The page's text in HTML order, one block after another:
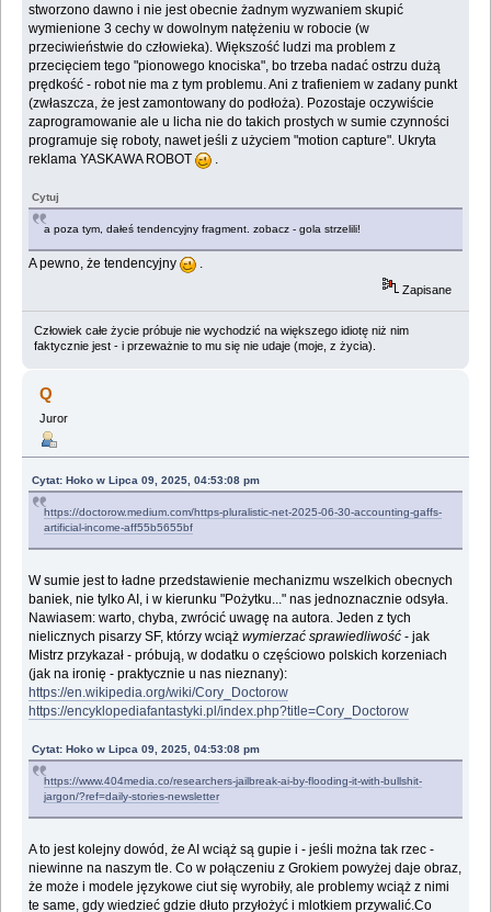
stworzono dawno i nie jest obecnie żadnym wyzwaniem skupić
wymienione 3 cechy w dowolnym natężeniu w robocie (w
przeciwieństwie do człowieka). Większość ludzi ma problem z
przecięciem tego "pionowego knociska", bo trzeba nadać ostrzu dużą
prędkość - robot nie ma z tym problemu. Ani z trafieniem w zadany punkt
(zwłaszcza, że jest zamontowany do podłoża). Pozostaje oczywiście
zaprogramowanie ale u licha nie do takich prostych w sumie czynności
programuje się roboty, nawet jeśli z użyciem "motion capture". Ukryta
reklama YASKAWA ROBOT
.
Cytuj
a poza tym, dałeś tendencyjny fragment. zobacz - gola strzelili!
A pewno, że tendencyjny .
Zapisane
Człowiek całe życie próbuje nie wychodzić na większego idiotę niż nim
faktycznie jest - i przeważnie to mu się nie udaje (moje, z życia).
Q
Juror
Cytat: Hoko w Lipca 09, 2025, 04:53:08 pm
https://doctorow.medium.com/https-pluralistic-net-2025-06-30-accounting-gaffs-
artificial-income-aff55b5655bf
W sumie jest to ładne przedstawienie mechanizmu wszelkich obecnych
baniek, nie tylko AI, i w kierunku "Pożytku..." nas jednoznacznie odsyła.
Nawiasem: warto, chyba, zwrócić uwagę na autora. Jeden z tych
nielicznych pisarzy SF, którzy wciążwymierzać sprawiedliwość - jak
Mistrz przykazał - próbują, w dodatku o częściowo polskich korzeniach
(jak na ironię - praktycznie u nas nieznany):
https://en.wikipedia.org/wiki/Cory_Doctorow
https://encyklopediafantastyki.pl/index.php?title=Cory_Doctorow
Cytat: Hoko w Lipca 09, 2025, 04:53:08 pm
https://www.404media.co/researchers-jailbreak-ai-by-flooding-it-with-bullshit-
jargon/?ref=daily-stories-newsletter
A to jest kolejny dowód, że AI wciąż są gupie i - jeśli można tak rzec -
niewinne na naszym tle. Co w połączeniu z Grokiem powyżej daje obraz,
że może i modele językowe ciut się wyrobiły, ale problemy wciąż z nimi
te same, gdy wiedzieć gdzie dłuto przyłożyć i mlotkiem przywalić.Co